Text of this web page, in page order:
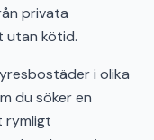
privata
utan kötid.
i olika
du söker en
rymligt